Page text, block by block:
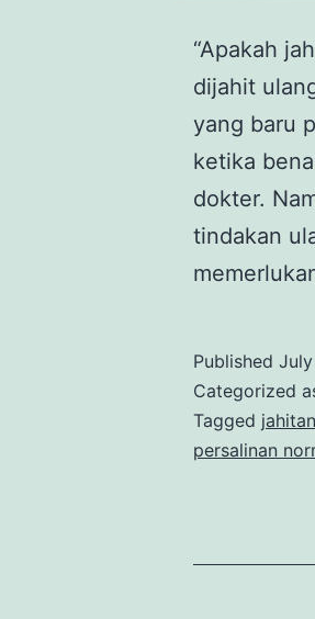
“Apakah
dijahit
yang baru
ketika
dokter.
tindakan
Published
Categorized
Tagged
persalinan